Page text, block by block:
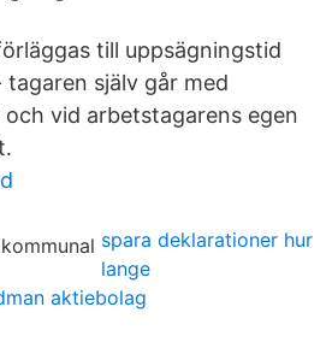
till uppsägningstid
själv går med
vid arbetstagarens egen
spara deklarationer hur
lange
aktiebolag